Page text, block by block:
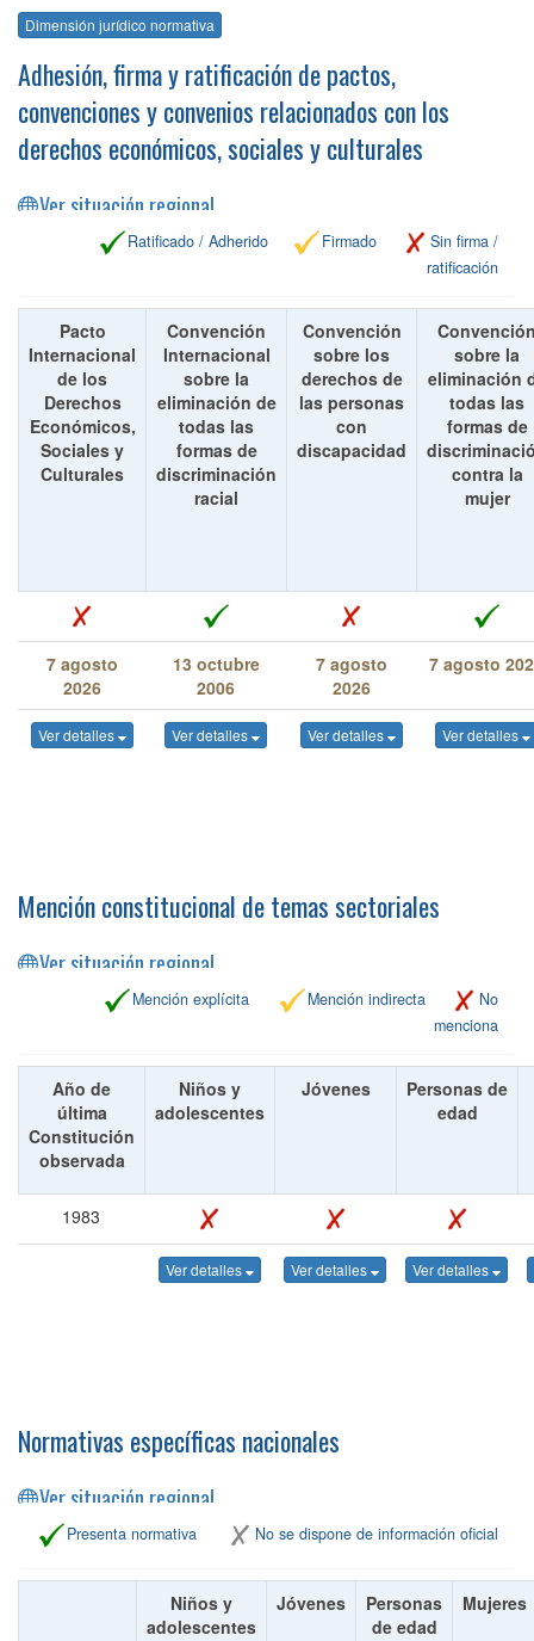
Dimensión jurídico normativa
Adhesión, firma y ratificación de pactos,
convenciones y convenios relacionados con los
derechos económicos, sociales y culturales
Ver situación regional
Ratificado / Adherido Firmado
Sin firma /
ratificación
Pacto
Internacional
de los
Derechos
Económicos,
Sociales y
Culturales
Convención
Internacional
sobre la
eliminación de
todas las
formas de
discriminación
racial
Convención
sobre los
derechos de
las personas
con
discapacidad
sobre la
eliminación
todas las
formas de
contra la
mujer
7 agosto
2026
13 octubre
2006
7 agosto
2026
7 agosto
Ver detalles Ver detalles Ver detalles Ver detalles
Mención constitucional de temas sectoriales
Ver situación regional
Mención explícita Mención indirecta
No
menciona
Año de
última
Constitución
observada
Niños y
adolescentes
Jóvenes
Personas de
edad
1983
Ver detalles Ver detalles Ver detalles
Normativas específicas nacionales
Ver situación regional
Presenta normativa No se dispone de información oficial
Niños y
adolescentes
Jóvenes
Personas
de edad
Mujeres